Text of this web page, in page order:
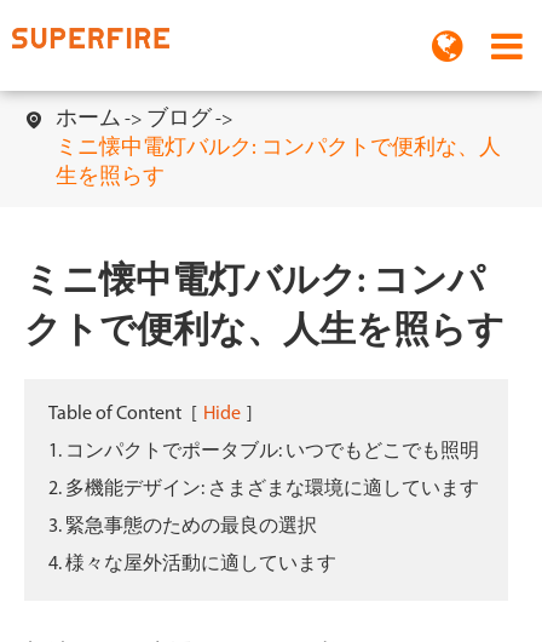
 ホーム
ブログ
ミニ懐中電灯バルク: コンパクトで便利な、人
生を照らす
ミニ懐中電灯バルク: コンパ
クトで便利な、人生を照らす
Table of Content Hide
1. コンパクトでポータブル: いつでもどこでも照明
2. 多機能デザイン: さまざまな環境に適しています
3. 緊急事態のための最良の選択
4. 様々な屋外活動に適しています